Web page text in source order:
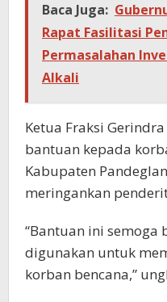
Baca Juga:
Rapat Fasilitasi
Permasalahan
Alkali
Ketua Fraksi
bantuan kepada
Kabupaten
meringankan
“Bantuan ini semoga
digunakan untuk
korban bencana,”